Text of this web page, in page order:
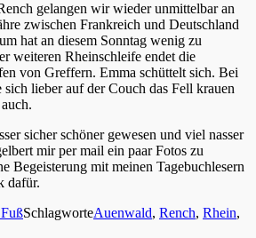
gelangen wir wieder unmittelbar an
zwischen Frankreich und Deutschland
hat an diesem Sonntag wenig zu
weiteren Rheinschleife endet die
von Greffern. Emma schüttelt sich. Bei
sich lieber auf der Couch das Fell krauen
sicher schöner gewesen und viel nasser
mir per mail ein paar Fotos zu
Begeisterung mit meinen Tagebuchlesern
dafür.
SchlagworteAuenwald, Rench, Rhein,